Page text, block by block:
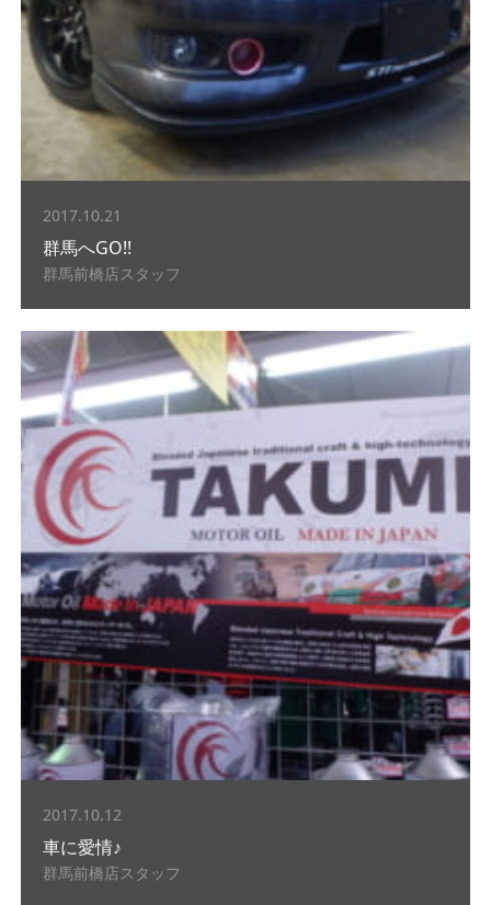
2017.10.21
群馬へGO!!
群馬前橋店スタッフ
2017.10.12
車に愛情♪
群馬前橋店スタッフ